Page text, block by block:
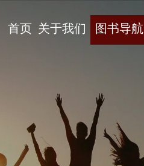
首页 关于我们 图书导航